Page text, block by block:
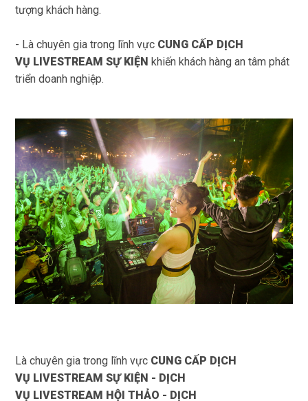
tượng khách hàng.
- Là chuyên gia trong lĩnh vực CUNG CẤP DỊCH
VỤ LIVESTREAM SỰ KIỆN khiến khách hàng an tâm phát
triển doanh nghiệp.
Là chuyên gia trong lĩnh vực CUNG CẤP DỊCH
VỤ LIVESTREAM SỰ KIỆN - DỊCH
VỤ LIVESTREAM HỘI THẢO - DỊCH